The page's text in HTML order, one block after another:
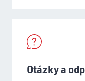
Otázky a